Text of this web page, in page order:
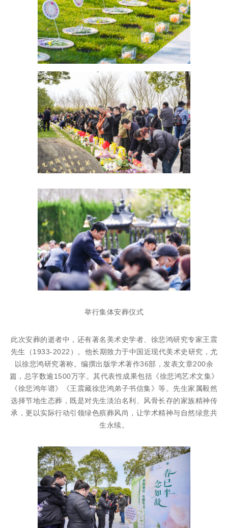
举行集体安葬仪式
此次安葬的逝者中，还有著名美术史学者、徐悲鸿研究专家王震
先生（1933-2022）。他长期致力于中国近现代美术史研究，尤
以徐悲鸿研究著称。编撰出版学术著作36部，发表文章200余
篇，总字数逾1500万字。其代表性成果包括《徐悲鸿艺术文集》
《徐悲鸿年谱》《王震藏徐悲鸿弟子书信集》等。先生家属毅然
选择节地生态葬，既是对先生淡泊名利、风骨长存的家族精神传
承，更以实际行动引领绿色殡葬风尚，让学术精神与自然绿意共
生永续。